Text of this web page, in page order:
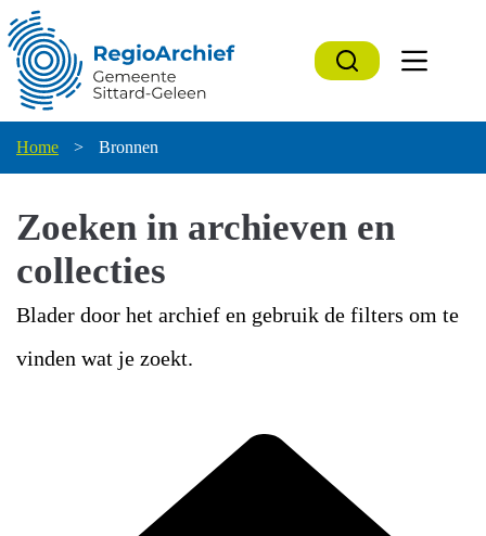
naar
de
inhoud
Home > Bronnen
Zoeken in archieven en
collecties
Blader door het archief en gebruik de filters om te
vinden wat je zoekt.